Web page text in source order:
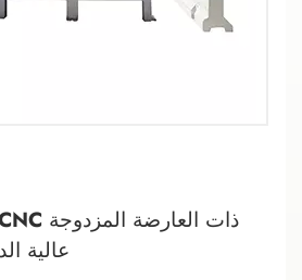
عالية